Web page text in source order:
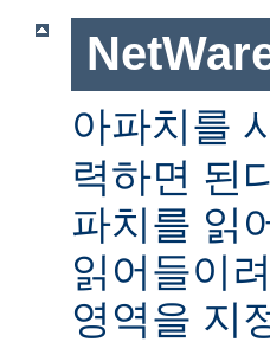
아파치를
력하면 된
파치를 읽
읽어들이
영역을 지